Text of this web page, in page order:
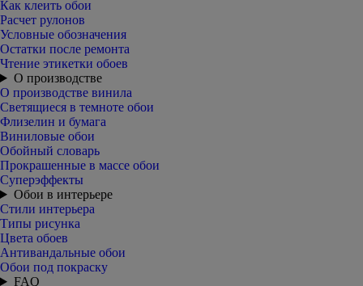
Как клеить обои
Расчет рулонов
Условные обозначения
Остатки после ремонта
Чтение этикетки обоев
О производстве
О производстве винила
Светящиеся в темноте обои
Флизелин и бумага
Виниловые обои
Обойный словарь
Прокрашенные в массе обои
Суперэффекты
Обои в интерьере
Стили интерьера
Типы рисунка
Цвета обоев
Антивандальные обои
Обои под покраску
FAQ